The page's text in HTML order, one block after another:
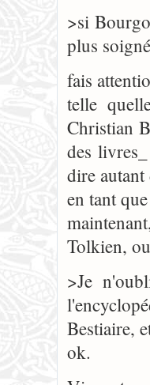
>si
plus
fais
telle
Christian
des
dire
en tant
Tolkien,
>Je
Bestiaire,
ok.